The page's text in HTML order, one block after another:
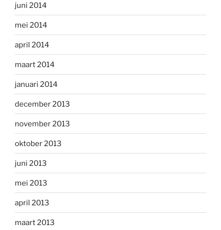
juni 2014
mei 2014
april 2014
maart 2014
januari 2014
december 2013
november 2013
oktober 2013
juni 2013
mei 2013
april 2013
maart 2013